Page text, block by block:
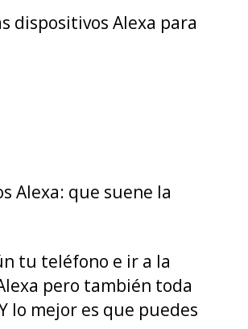
dispositivos Alexa para
Alexa: que suene la
tu teléfono e ir a la
pero también toda
lo mejor es que puedes